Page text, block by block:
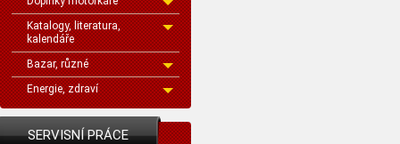
Katalogy, literatura,
kalendáře
Bazar, různé
Energie, zdraví
SERVISNÍ PRÁCE